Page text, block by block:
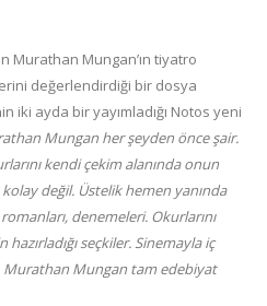
Murathan Mungan’ın tiyatro
değerlendirdiği bir dosya
iki ayda bir yayımladığı Notos yeni
Mungan her şeyden önce şair.
kendi çekim alanında onun
değil. Üstelik hemen yanında
denemeleri. Okurlarını
seçkiler. Sinemayla iç
Murathan Mungan tam edebiyat